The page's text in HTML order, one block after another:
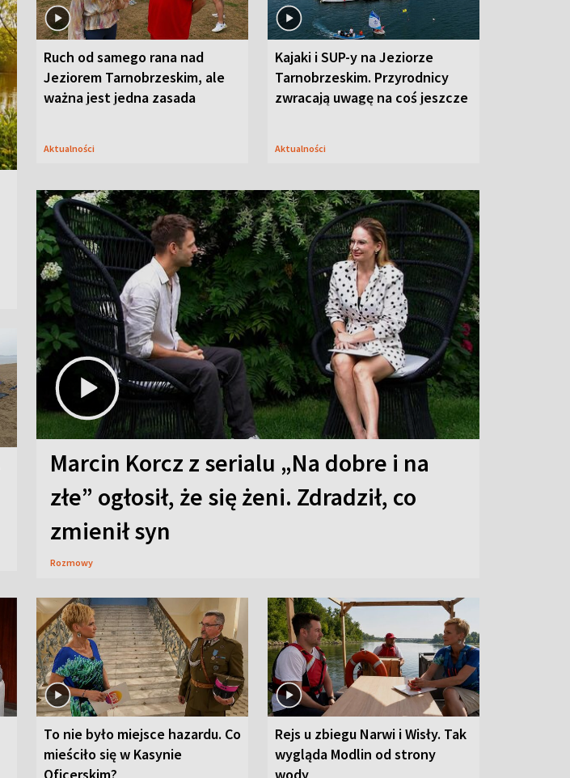
Ruch od samego rana nad
Jeziorem Tarnobrzeskim, ale
ważna jest jedna zasada
Aktualności
Kajaki i SUP-y na Jeziorze
Tarnobrzeskim. Przyrodnicy
zwracają uwagę na coś jeszcze
Aktualności
Marcin Korcz z serialu „Na dobre i na
złe” ogłosił, że się żeni. Zdradził, co
zmienił syn
Rozmowy
To nie było miejsce hazardu. Co
mieściło się w Kasynie
Rejs u zbiegu Narwi i Wisły. Tak
wygląda Modlin od strony